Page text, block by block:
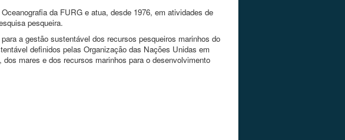
da FURG e atua, desde 1976, em atividades de
pesqueira.
a gestão sustentável dos recursos pesqueiros marinhos do
definidos pelas Organização das Nações Unidas em
mares e dos recursos marinhos para o desenvolvimento